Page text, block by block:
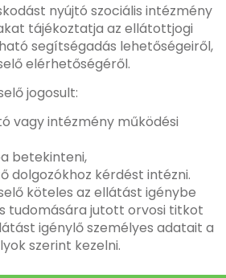
nyújtó szociális intézmény
tájékoztatja az ellátottjogi
segítségadás lehetőségeiről,
elérhetőségéről.
jogosult:
vagy intézmény működési
betekinteni,
dolgozókhoz kérdést intézni.
köteles az ellátást igénybe
tudomására jutott orvosi titkot
igénylő személyes adatait a
szerint kezelni.